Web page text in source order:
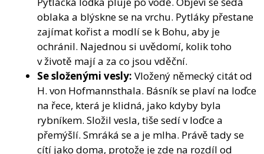
oblaka a blýskne se na vrchu. Pytláky přestane
zajímat kořist a modlí se k Bohu, aby je
ochránil. Najednou si uvědomí, kolik toho
v životě mají a za co jsou vděční.
Se složenými vesly: Vložený německý citát od
H. von Hofmannsthala. Básník se plaví na loďce
na řece, která je klidná, jako kdyby byla
rybníkem. Složil vesla, tiše sedí v loďce a
přemýšlí. Smráká se a je mlha. Právě tady se
cítí jako doma, protože je zde na rozdíl od